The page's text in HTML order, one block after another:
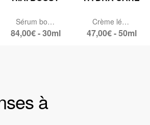
Sérum booster d’hydratation
84,00€ - 30ml
Crème légère hydratante
47,00€ - 50ml
à